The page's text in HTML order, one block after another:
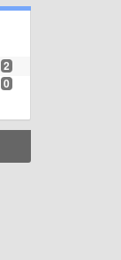
2
0